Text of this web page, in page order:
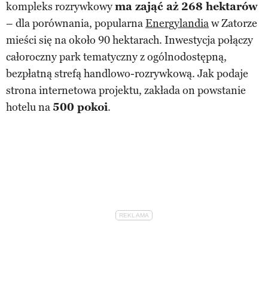
kompleks rozrywkowyma zająć aż 268 hektarów
– dla porównania, popularnaEnergylandiaw Zatorze
mieści się na około 90 hektarach. Inwestycja połączy
całoroczny park tematyczny z ogólnodostępną,
bezpłatną strefą handlowo-rozrywkową. Jak podaje
strona internetowa projektu, zakłada on powstanie
hotelu na 500 pokoi.